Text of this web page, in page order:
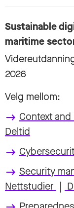
Sustainable
maritime
2026
Velg mellom:
keyboard_backspace Context
Deltid
keyboard_backspace
keyboard_backspace Security
Nettstudier